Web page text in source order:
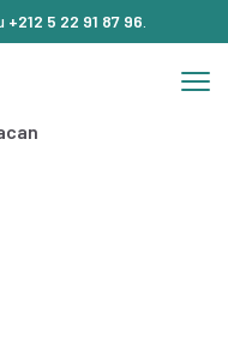
+212 5 22 91 87 96